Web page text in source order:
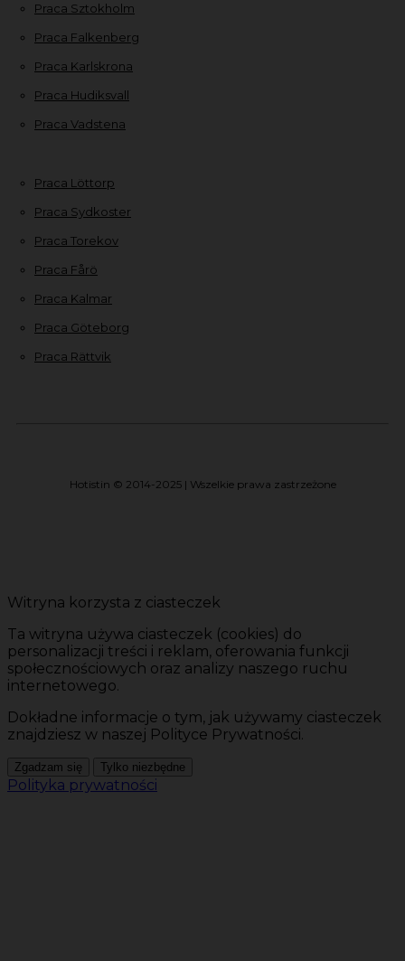
Praca Sztokholm
Praca Falkenberg
Praca Karlskrona
Praca Hudiksvall
Praca Vadstena
Praca Löttorp
Praca Sydkoster
Praca Torekov
Praca Fårö
Praca Kalmar
Praca Göteborg
Praca Rättvik
Hotistin © 2014-2025 | Wszelkie prawa zastrzeżone
Witryna korzysta z ciasteczek
Ta witryna używa ciasteczek (cookies) do
personalizacji treści i reklam, oferowania funkcji
społecznościowych oraz analizy naszego ruchu
internetowego.
Dokładne informacje o tym, jak używamy ciasteczek
znajdziesz w naszej Polityce Prywatności.
Zgadzam się Tylko niezbędne
Polityka prywatności